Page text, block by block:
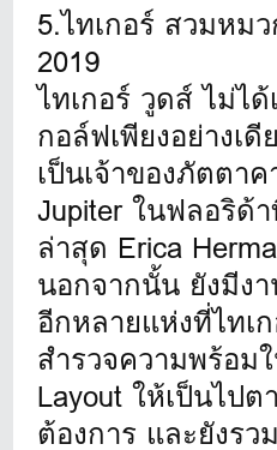
5.ไทเกอร์ สวมหม
2019
ไทเกอร์ วูดส์ ไม่ไ
กอล์ฟเพียงอย่างเ
เป็นเจ้าของภัตตา
Jupiter ในฟลอริด้
ล่าสุด Erica
นอกจากนั้น ยังมีง
อีกหลายแห่งที่ไทเ
สำรวจความพร้อม
Layout ให้เป็นไป
ต้องการ และยังร